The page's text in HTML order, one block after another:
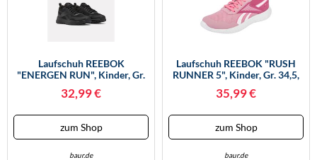
Laufschuh REEBOK
"ENERGEN RUN", Kinder, Gr.
Schwarz, Grau 6), Synthetik,
Schwarz, Schwarz, Grau 6
32,99 €
zum Shop
baur.de
Laufschuh REEBOK "RUSH
RUNNER 5", Kinder, Gr. 34,5,
Ftwrweiß), Synthetik, Textil,
34,5) Dustyrose, Studiopink,
Ftwrwei
35,99 €
zum Shop
baur.de